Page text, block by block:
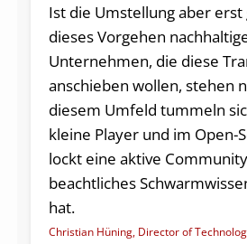
Ist die Umstellung aber erst
dieses Vorgehen
Unternehmen, die diese
anschieben wollen, stehen
diesem Umfeld tummeln
kleine Player und im Open-
lockt eine aktive
beachtliches
hat.
Christian Hüning, Director of